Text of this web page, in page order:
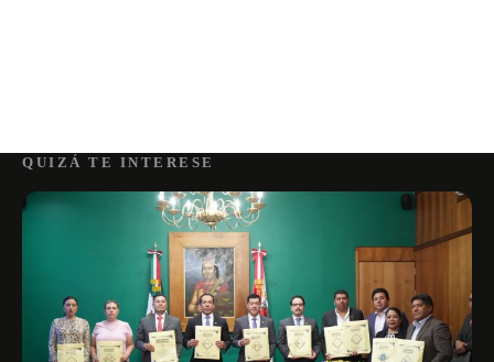
QUIZÁ TE INTERESE